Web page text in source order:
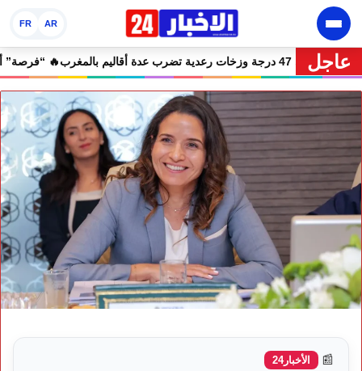
AR
FR
عاجل
🔥 نشرة إنذارية.. موجة حر تصل إلى 47 درجة وزخات رعدية تضرب عدة أقاليم بالمغرب
📰 الأخبار24